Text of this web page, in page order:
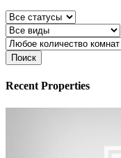
Поиск
Recent Properties